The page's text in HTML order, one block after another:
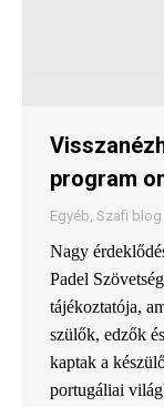
program
Egyéb, Szafi blog
Nagy
Padel
tájékoztatója,
szülők, edzők
kaptak a
portugáliai